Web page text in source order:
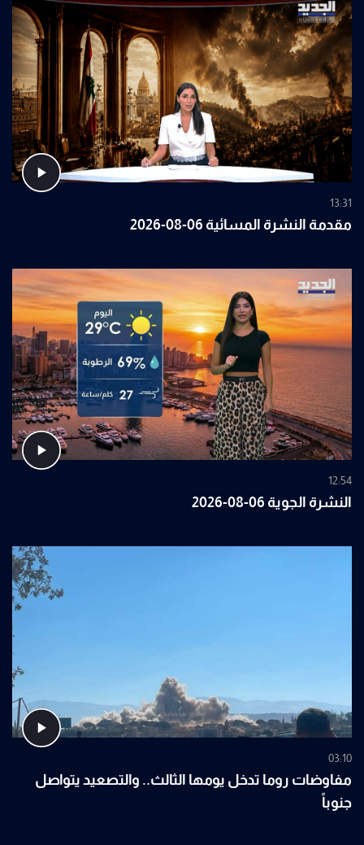
13:31
مقدمة النشرة المسائية 06-08-2026
12:54
النشرة الجوية 06-08-2026
03:10
مفاوضات روما تدخل يومها الثالث.. والتصعيد يتواصل
جنوباً